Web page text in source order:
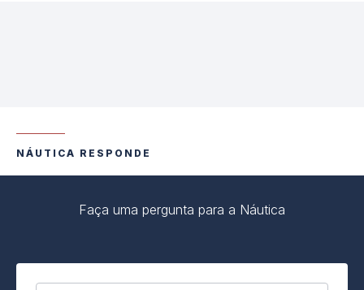
NÁUTICA RESPONDE
Faça uma pergunta para a Náutica